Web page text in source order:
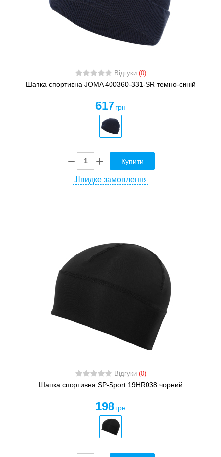
Відгуки (0)
Шапка спортивна JOMA 400360-331-SR темно-синій
617 грн
Купити
Швидке замовлення
Відгуки (0)
Шапка спортивна SP-Sport 19HR038 чорний
198 грн